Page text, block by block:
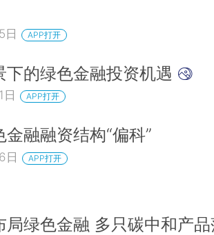
日 APP打开
下的绿色金融投资机遇
APP打开
融融资结构“偏科”
日 APP打开
局绿色金融 多只碳中和产